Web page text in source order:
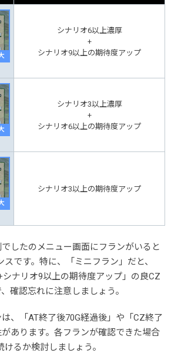
シナリオ6以上濃厚
+
シナリオ9以上の期待度アップ
シナリオ3以上濃厚
+
シナリオ6以上の期待度アップ
シナリオ3以上の期待度アップ
したのメニュー画面にフランがいると
です。特に、「ミニフラン」だと、
シナリオ9以上の期待度アップ 」の良CZ
確認忘れに注意しましょう。
、「AT終了後70G経過後」や「CZ終了
あります。各フランが確認できた場合
るか検討しましょう。